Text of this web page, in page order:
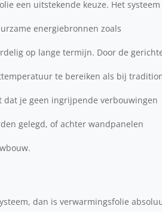
een uitstekende keuze. Het systeem
energiebronnen zoals
op lange termijn. Door de
te bereiken als bij
je geen ingrijpende verbouwingen
gelegd, of achter wandpanelen
dan is verwarmingsfolie